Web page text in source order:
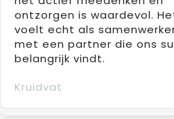
ontzorgen is waardevol.
voelt echt als
met een partner die ons
belangrijk vindt.
Kruidvat